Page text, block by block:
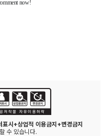
시+상업적 이용금지+변경금지
수 있습니다.